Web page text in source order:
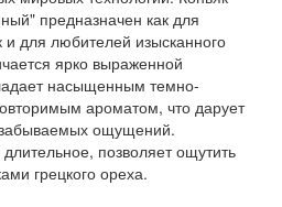
предназначен как для
и для любителей изысканного
ярко выраженной
насыщенным темно-
ароматом, что дарует
ощущений.
позволяет ощутить
грецкого ореха.